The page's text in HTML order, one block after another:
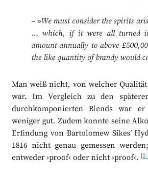
– »We must consider the spirits
… which, if it were all turned
amount annually to above
the like quantity of brandy would
Man weiß nicht, von welcher
war. Im Vergleich zu den
durchkomponierten Blends war
weniger gut. Zudem konnte seine
Erfindung von Bartolomew Sikes’
1816 nicht genau gemessen
entweder ›proof‹ oder nicht ›proof‹.